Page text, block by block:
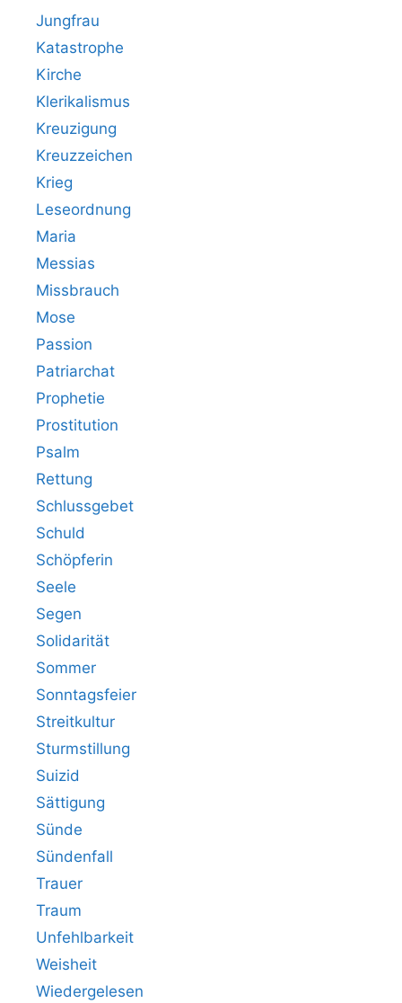
Jungfrau
Katastrophe
Kirche
Klerikalismus
Kreuzigung
Kreuzzeichen
Krieg
Leseordnung
Maria
Messias
Missbrauch
Mose
Passion
Patriarchat
Prophetie
Prostitution
Psalm
Rettung
Schlussgebet
Schuld
Schöpferin
Seele
Segen
Solidarität
Sommer
Sonntagsfeier
Streitkultur
Sturmstillung
Suizid
Sättigung
Sünde
Sündenfall
Trauer
Traum
Unfehlbarkeit
Weisheit
Wiedergelesen